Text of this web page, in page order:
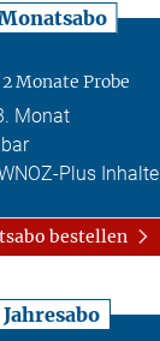
Monate Probe
Monat
Plus Inhalte
bestellen
Jahresabo